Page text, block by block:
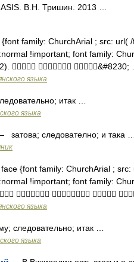
В.Н. Тришин. 2013 …
family: ChurchArial ; src: url(
!important; font family:
  &#8230;
языка
итак …
языка
затова; следователно; и така …
{font family: ChurchArial ;
!important; font family:
  
языка
следовательно; итак …
языка